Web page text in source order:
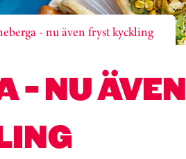
- nu även fryst kyckling
- NU ÄVEN